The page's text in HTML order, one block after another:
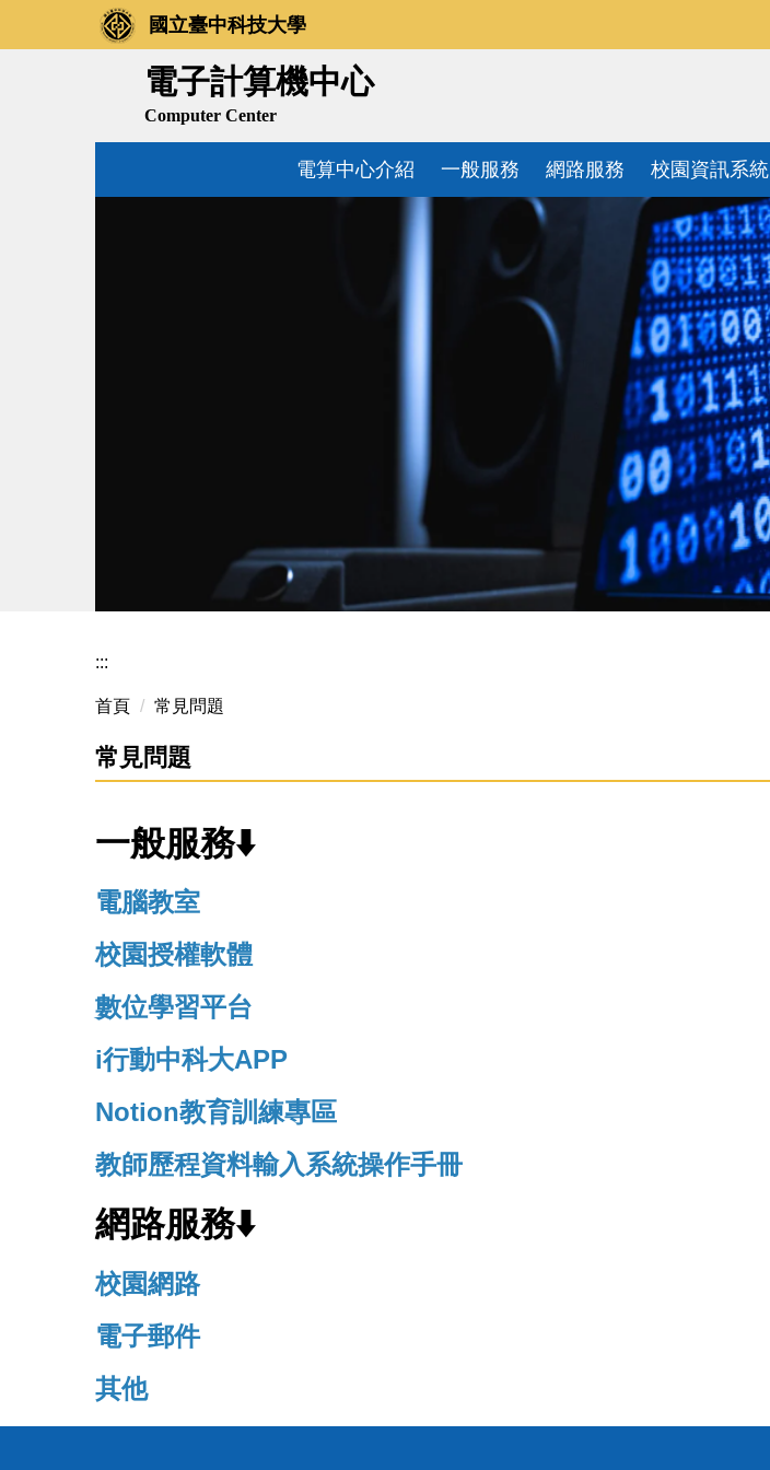
國立臺中科技大學
電子計算機中心
Computer Center
電算中心介紹 一般服務 網路服務 校園資訊系統
:::
首頁 常見問題
常見問題
一般服務⬇️
電腦教室
校園授權軟體
數位學習平台
i行動中科大APP
Notion教育訓練專區
教師歷程資料輸入系統操作手冊
網路服務⬇️
校園網路
電子郵件
其他